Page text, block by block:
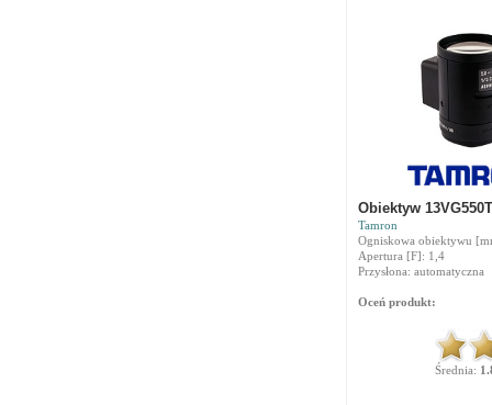
Obiektyw
Tamron
Ogniskowa obiektywu
Apertura [F]: 1,4
Przysłona: automatyczna
Oceń produkt:
Średnia: